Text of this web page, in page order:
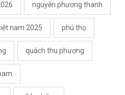
nguyễn phương thanh
nam 2025 phú thọ
quách thu phương